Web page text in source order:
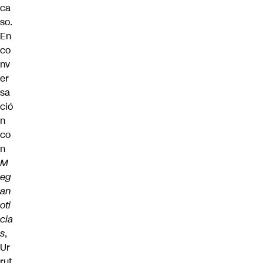
ca
so.
En
co
nv
er
sa
ció
n
co
n
M
eg
an
oti
cia
s,
Ur